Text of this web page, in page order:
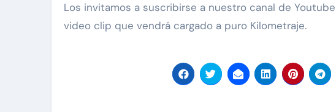
Los invitamos a suscribirse a nuestro canal de
video clip que vendrá cargado a puro Kilometraje.